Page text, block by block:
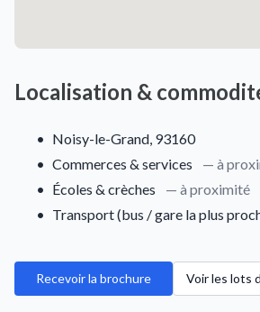
Localisation &
• Noisy-le-Grand, 93160
• Commerces & services
— à
• Écoles & crèches
— à proximité
• Transport (bus / gare la plus
Recevoir la brochure Voir les lots